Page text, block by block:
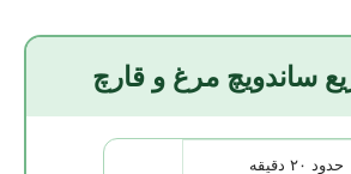
ساندویچ مرغ و قارچ
حدود ۲۰ دقیقه